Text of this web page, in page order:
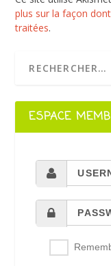
plus sur la façon
traitées.
ESPACE